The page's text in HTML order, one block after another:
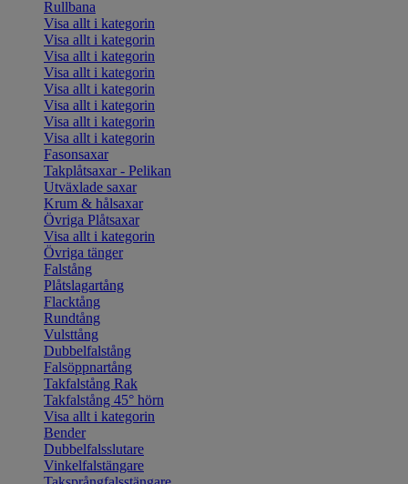
Rullbana
Visa allt i kategorin
Visa allt i kategorin
Visa allt i kategorin
Visa allt i kategorin
Visa allt i kategorin
Visa allt i kategorin
Visa allt i kategorin
Visa allt i kategorin
Fasonsaxar
Takplåtsaxar - Pelikan
Utväxlade saxar
Krum & hålsaxar
Övriga Plåtsaxar
Visa allt i kategorin
Övriga tänger
Falstång
Plåtslagartång
Flacktång
Rundtång
Vulsttång
Dubbelfalstång
Falsöppnartång
Takfalstång Rak
Takfalstång 45° hörn
Visa allt i kategorin
Bender
Dubbelfalsslutare
Vinkelfalstängare